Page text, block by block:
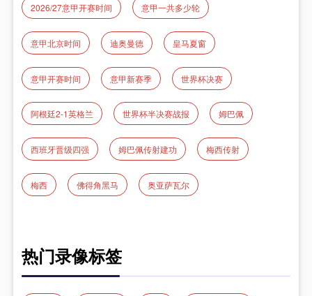
2026/27意甲开赛时间 意甲一共多少轮
意甲北京时间 迪奥曼德 皇马夏窗
意甲开赛时间 意甲新赛季 世界杯决赛
阿根廷2-1英格兰 世界杯半决赛战报 姆巴佩
西班牙晋级四强 姆巴佩传射建功 梅西传射
梅西 佛得角黑马 奥亚萨瓦尔
热门录像标签